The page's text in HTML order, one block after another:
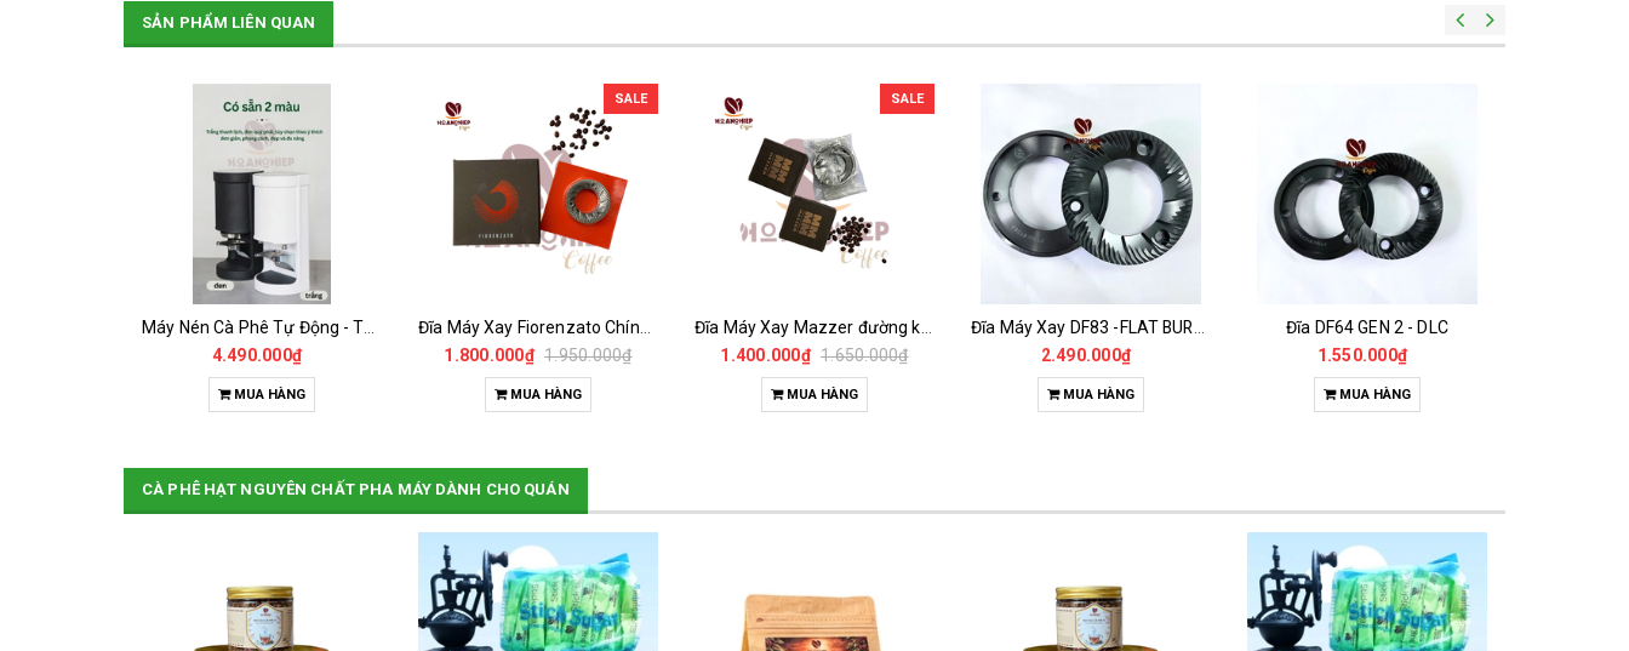
SẢN PHẨM LIÊN QUAN
Máy Nén Cà Phê Tự Động - Tamper Electric 58MM
4.490.000₫
MUA HÀNG
SALE
1.800.000₫ 1.950.000₫
MUA HÀNG
SALE
1.400.000₫ 1.650.000₫
MUA HÀNG
2.490.000₫
MUA HÀNG
Đĩa DF64 GEN 2 - DLC
1.550.000₫
MUA HÀNG
CÀ PHÊ HẠT NGUYÊN CHẤT PHA MÁY DÀNH CHO QUÁN